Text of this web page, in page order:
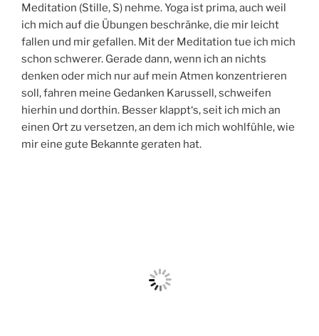
Meditation (Stille, S) nehme. Yoga ist prima, auch weil
ich mich auf die Übungen beschränke, die mir leicht
fallen und mir gefallen. Mit der Meditation tue ich mich
schon schwerer. Gerade dann, wenn ich an nichts
denken oder mich nur auf mein Atmen konzentrieren
soll, fahren meine Gedanken Karussell, schweifen
hierhin und dorthin. Besser klappt‘s, seit ich mich an
einen Ort zu versetzen, an dem ich mich wohlfühle, wie
mir eine gute Bekannte geraten hat.